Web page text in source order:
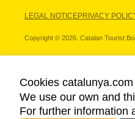
LEGAL NOTICEPRIVACY
Copyright © 2026. Catalan Tourist
OUR PARTNERS
Cookies catalunya.com
We use our own and
For further information